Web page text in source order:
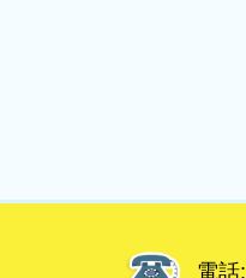
電話: